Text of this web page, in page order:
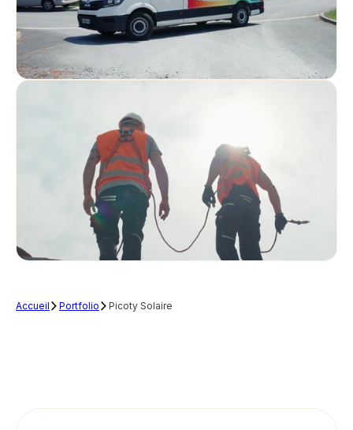
Accueil Portfolio Picoty Solaire